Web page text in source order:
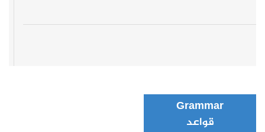
Grammar
قواعد